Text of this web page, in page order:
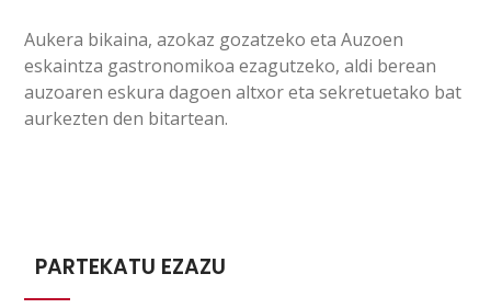
Aukera bikaina, azokaz gozatzeko eta Auzoen
eskaintza gastronomikoa ezagutzeko, aldi berean
auzoaren eskura dagoen altxor eta sekretuetako bat
aurkezten den bitartean.
PARTEKATU EZAZU